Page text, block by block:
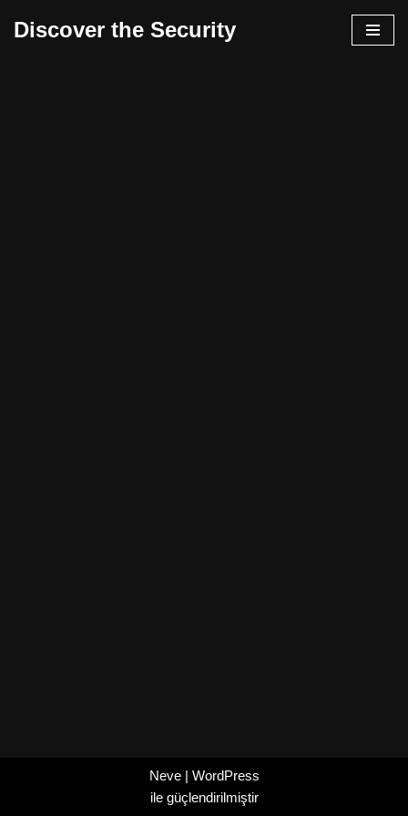
Discover the Security
Neve| WordPress
ile güçlendirilmiştir